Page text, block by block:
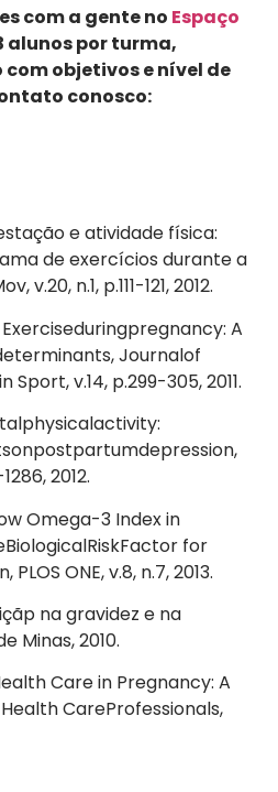
com a gente no Espaço
alunos por turma,
objetivos e nível de
conosco:
e atividade física:
de exercícios durante a
v.20, n.1, p.111-121, 2012.
Exerciseduringpregnancy: A
Journalof
v.14, p.299-305, 2011.
2012.
Omega-3 Index in
for
ONE, v.8, n.7, 2013.
na gravidez e na
Minas, 2010.
Care in Pregnancy: A
CareProfessionals,